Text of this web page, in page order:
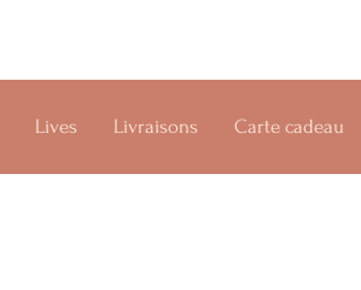
Lives Livraisons Carte cadeau